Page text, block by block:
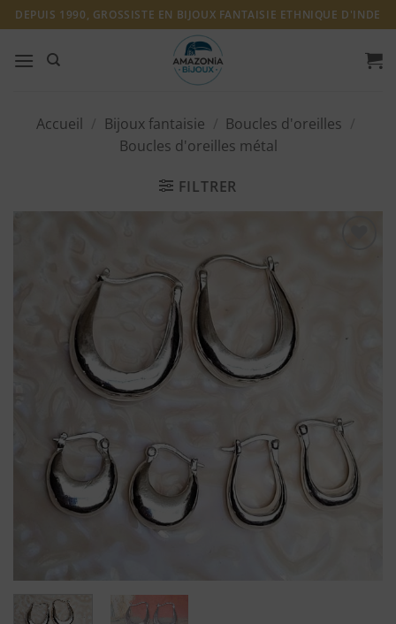
Passer
au
contenu
DEPUIS 1990, GROSSISTE EN BIJOUX FANTAISIE ETHNIQUE D'INDE
Accueil Bijoux fantaisie Boucles d'oreilles
Boucles d'oreilles métal
FILTRER